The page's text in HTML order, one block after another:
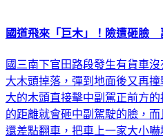
國道飛來「巨木」！險遭砸臉
國三南下官田路段發生有貨車
大木頭掉落，彈到地面後又再
大的木頭直接擊中副駕正前方
的距離就會砸中副駕駛的臉，
還差點翻車，把車上一家大小嚇